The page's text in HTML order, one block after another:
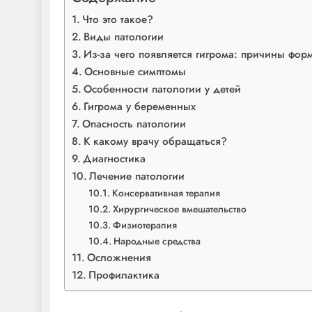
Что это такое?
Виды патологии
Из-за чего появляется гигрома: причины
Основные симптомы
Особенности патологии у детей
Гигрома у беременных
Опасность патологии
К какому врачу обращаться?
Диагностика
Лечение патологии
Консервативная терапия
Хирургическое вмешательство
Физиотерапия
Народные средства
Осложнения
Профилактика